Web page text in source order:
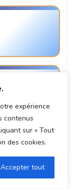
expérience
contenus
sur « Tout
des cookies.
Accepter tout